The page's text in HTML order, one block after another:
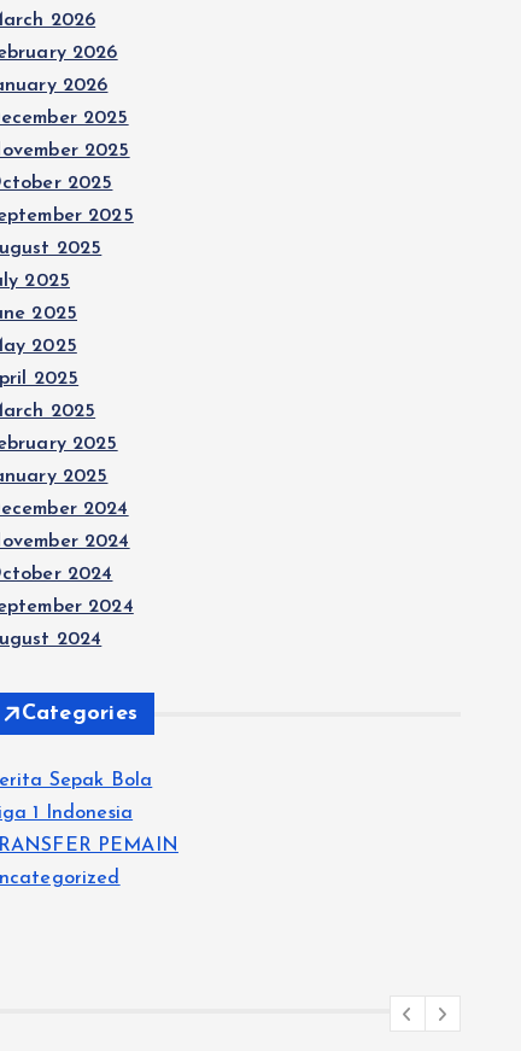
2026
2026
2026
2025
2025
2025
2025
2025
2025
2025
2025
2025
2025
2025
2025
2024
2024
2024
2024
2024
Categories
Sepak Bola
1 Indonesia
PEMAIN